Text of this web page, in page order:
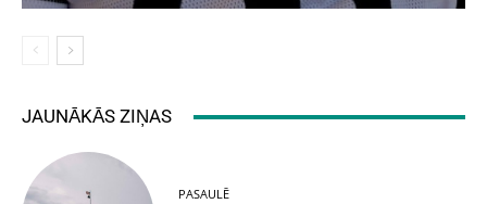
JAUNĀKĀS ZIŅAS
PASAULĒ